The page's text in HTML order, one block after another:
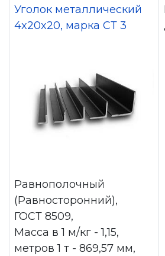
Уголок металлический
4x20x20, марка СТ 3
Равнополочный
(Равносторонний),
ГОСТ 8509,
Масса в 1 м/кг - 1,15,
метров 1 т - 869,57 мм,